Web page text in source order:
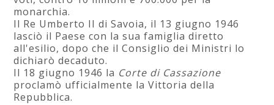
monarchia.
Il Re Umberto II di Savoia, il 13 giugno 1946
lasciò il Paese con la sua famiglia diretto
all'esilio, dopo che il Consiglio dei Ministri lo
dichiarò decaduto.
Il 18 giugno 1946 la Corte di Cassazione
proclamò ufficialmente la Vittoria della
Repubblica.